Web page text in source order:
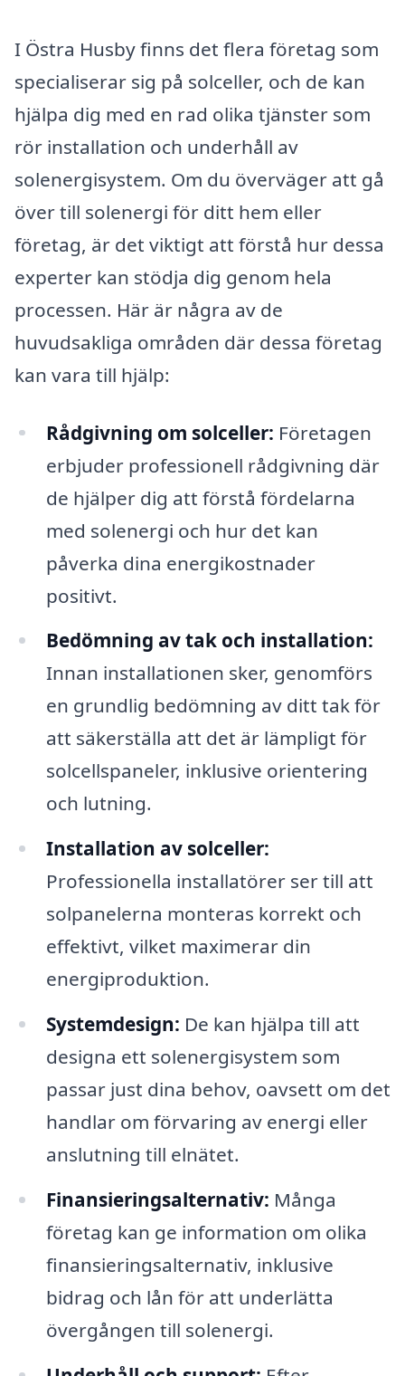
I Östra Husby finns det flera företag som
specialiserar sig på solceller, och de kan
hjälpa dig med en rad olika tjänster som
rör installation och underhåll av
solenergisystem. Om du överväger att gå
över till solenergi för ditt hem eller
företag, är det viktigt att förstå hur dessa
experter kan stödja dig genom hela
processen. Här är några av de
huvudsakliga områden där dessa företag
kan vara till hjälp:
Rådgivning om solceller: Företagen
erbjuder professionell rådgivning där
de hjälper dig att förstå fördelarna
med solenergi och hur det kan
påverka dina energikostnader
positivt.
Bedömning av tak och installation:
Innan installationen sker, genomförs
en grundlig bedömning av ditt tak för
att säkerställa att det är lämpligt för
solcellspaneler, inklusive orientering
och lutning.
Installation av solceller:
Professionella installatörer ser till att
solpanelerna monteras korrekt och
effektivt, vilket maximerar din
energiproduktion.
Systemdesign: De kan hjälpa till att
designa ett solenergisystem som
passar just dina behov, oavsett om det
handlar om förvaring av energi eller
anslutning till elnätet.
Finansieringsalternativ: Många
företag kan ge information om olika
finansieringsalternativ, inklusive
bidrag och lån för att underlätta
övergången till solenergi.